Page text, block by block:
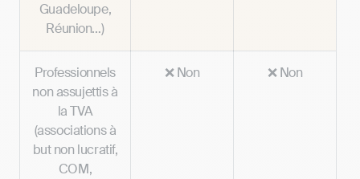
Guadeloupe,
Réunion…)
Professionnels
non assujettis à
la TVA
(associations à
but non lucratif,
COM,
❌ Non ❌ Non